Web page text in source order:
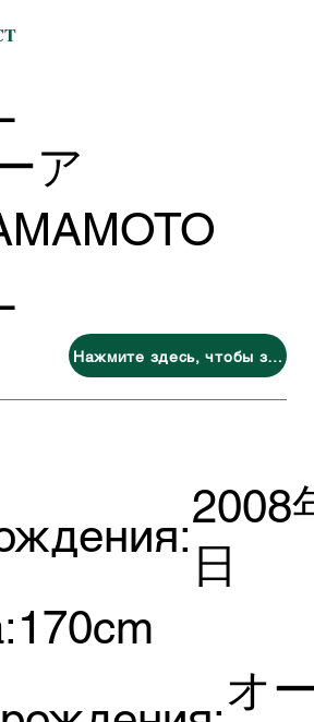
ア
Нажмите здесь, чтобы запросить
2008
日
170cm
オ